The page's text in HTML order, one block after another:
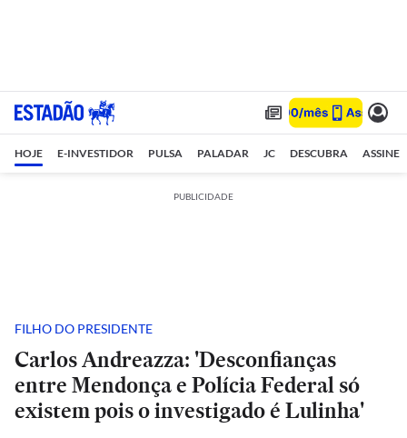
HOJE E-INVESTIDOR PULSA PALADAR JC DESCUBRA ASSINE
PUBLICIDADE
FILHO DO PRESIDENTE
Carlos Andreazza: 'Desconfianças
entre Mendonça e Polícia Federal só
existem pois o investigado é Lulinha'